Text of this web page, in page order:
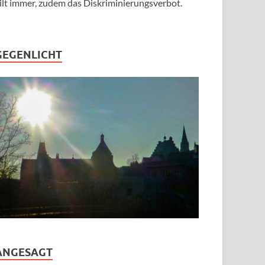
immer, zudem das Diskriminierungsverbot.